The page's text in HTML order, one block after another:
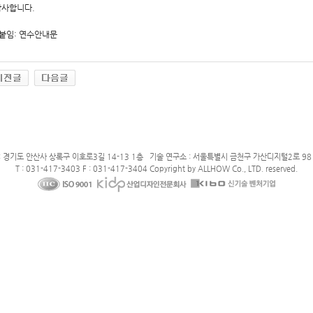
합니다.
임: 연수안내문
기도 안산사 상록구 이호로3길 14-13 1층 기술 연구소 : 서울특별시 금천구 가산디지털2로
T : 031-417-3403 F : 031-417-3404 Copyright by ALLHOW Co., LTD. reserved.